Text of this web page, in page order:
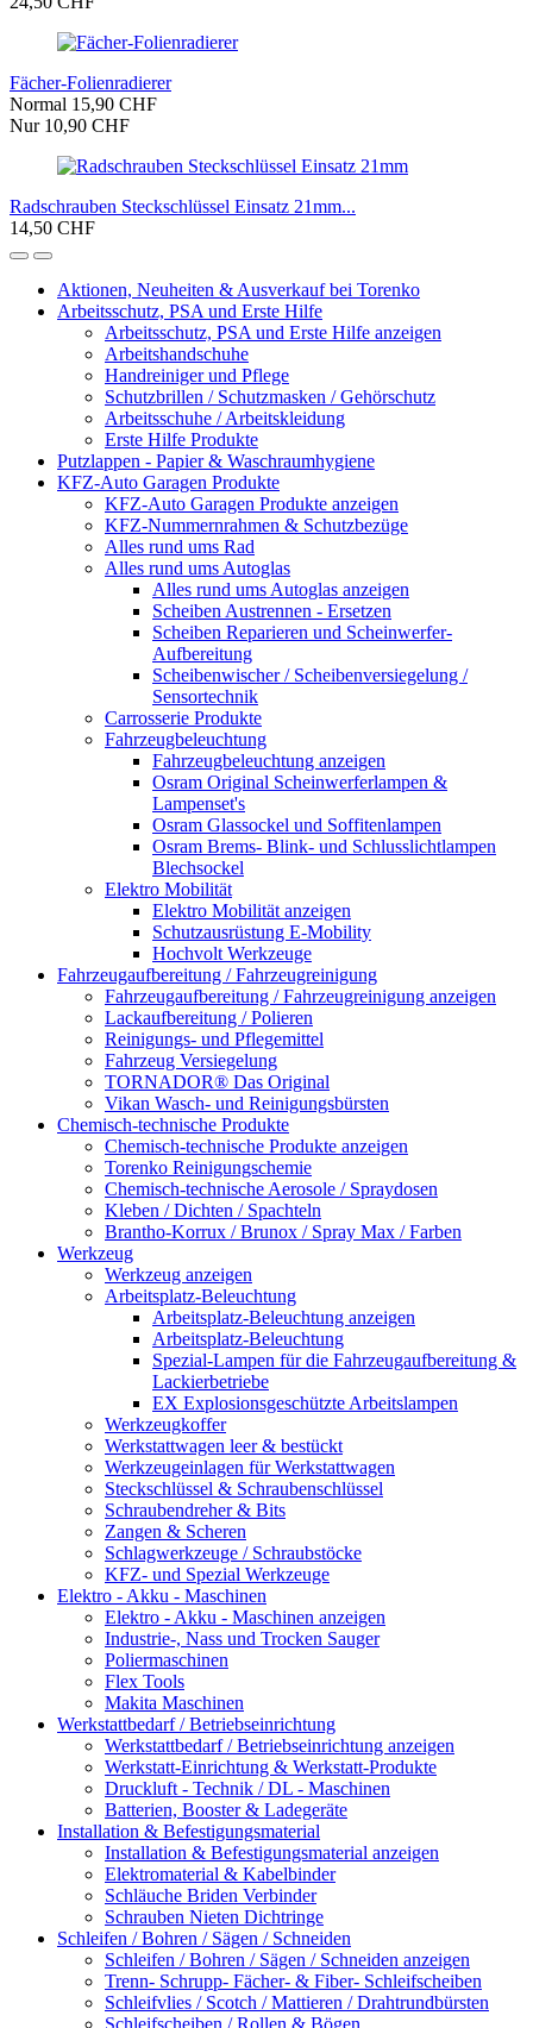
Fächer-Folienradierer
Normal 15,90 CHF
Nur 10,90 CHF
Radschrauben Steckschlüssel Einsatz 21mm...
14,50 CHF
Aktionen, Neuheiten & Ausverkauf bei Torenko
Arbeitsschutz, PSA und Erste Hilfe
Arbeitsschutz, PSA und Erste Hilfe anzeigen
Arbeitshandschuhe
Handreiniger und Pflege
Schutzbrillen / Schutzmasken / Gehörschutz
Arbeitsschuhe / Arbeitskleidung
Erste Hilfe Produkte
Putzlappen - Papier & Waschraumhygiene
KFZ-Auto Garagen Produkte
KFZ-Auto Garagen Produkte anzeigen
KFZ-Nummernrahmen & Schutzbezüge
Alles rund ums Rad
Alles rund ums Autoglas
Alles rund ums Autoglas anzeigen
Scheiben Austrennen - Ersetzen
Scheiben Reparieren und Scheinwerfer-
Aufbereitung
Scheibenwischer / Scheibenversiegelung /
Sensortechnik
Carrosserie Produkte
Fahrzeugbeleuchtung
Fahrzeugbeleuchtung anzeigen
Osram Original Scheinwerferlampen &
Lampenset's
Osram Glassockel und Soffitenlampen
Osram Brems- Blink- und Schlusslichtlampen
Blechsockel
Elektro Mobilität
Elektro Mobilität anzeigen
Schutzausrüstung E-Mobility
Hochvolt Werkzeuge
Fahrzeugaufbereitung / Fahrzeugreinigung
Fahrzeugaufbereitung / Fahrzeugreinigung anzeigen
Lackaufbereitung / Polieren
Reinigungs- und Pflegemittel
Fahrzeug Versiegelung
TORNADOR® Das Original
Vikan Wasch- und Reinigungsbürsten
Chemisch-technische Produkte
Chemisch-technische Produkte anzeigen
Torenko Reinigungschemie
Chemisch-technische Aerosole / Spraydosen
Kleben / Dichten / Spachteln
Brantho-Korrux / Brunox / Spray Max / Farben
Werkzeug
Werkzeug anzeigen
Arbeitsplatz-Beleuchtung
Arbeitsplatz-Beleuchtung anzeigen
Arbeitsplatz-Beleuchtung
Spezial-Lampen für die Fahrzeugaufbereitung &
Lackierbetriebe
EX Explosionsgeschützte Arbeitslampen
Werkzeugkoffer
Werkstattwagen leer & bestückt
Werkzeugeinlagen für Werkstattwagen
Steckschlüssel & Schraubenschlüssel
Schraubendreher & Bits
Zangen & Scheren
Schlagwerkzeuge / Schraubstöcke
KFZ- und Spezial Werkzeuge
Elektro - Akku - Maschinen
Elektro - Akku - Maschinen anzeigen
Industrie-, Nass und Trocken Sauger
Poliermaschinen
Flex Tools
Makita Maschinen
Werkstattbedarf / Betriebseinrichtung
Werkstattbedarf / Betriebseinrichtung anzeigen
Werkstatt-Einrichtung & Werkstatt-Produkte
Druckluft - Technik / DL - Maschinen
Batterien, Booster & Ladegeräte
Installation & Befestigungsmaterial
Installation & Befestigungsmaterial anzeigen
Elektromaterial & Kabelbinder
Schläuche Briden Verbinder
Schrauben Nieten Dichtringe
Schleifen / Bohren / Sägen / Schneiden
Schleifen / Bohren / Sägen / Schneiden anzeigen
Trenn- Schrupp- Fächer- & Fiber- Schleifscheiben
Schleifvlies / Scotch / Mattieren / Drahtrundbürsten